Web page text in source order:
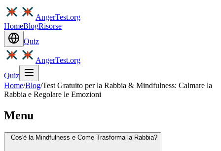
AngerTest.org
HomeBlogRisorse
Quiz
AngerTest.org
Quiz
Home/Blog/Test Gratuito per la Rabbia & Mindfulness: Calmare la
Rabbia e Regolare le Emozioni
Menu
Cos'è la Mindfulness e Come Trasforma la Rabbia?